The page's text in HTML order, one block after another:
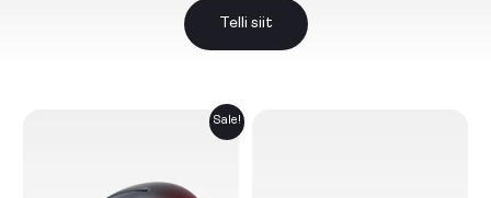
Telli siit
Sale!